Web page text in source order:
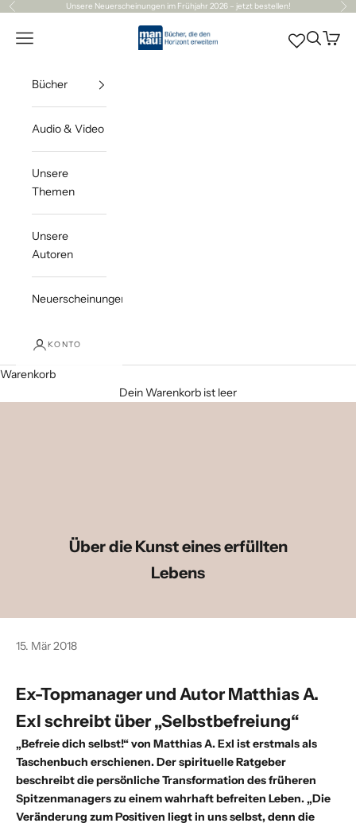
Zum Inhalt springen
Zurück Unsere Neuerscheinungen im Frühjahr 2026 – jetzt bestellen! Vor
Mankau Verlag
Navigationsmenü öffnen Suche
Bücher
Audio & Video
Unsere
Themen
Unsere
Autoren
Neuerscheinungen
KONTO
Warenkorb
Dein Warenkorb ist leer
Über die Kunst eines erfüllten
Lebens
15. Mär 2018
Ex-Topmanager und Autor Matthias A.
Exl schreibt über „Selbstbefreiung“
„Befreie dich selbst!“ von Matthias A. Exl ist erstmals als
Taschenbuch erschienen. Der spirituelle Ratgeber
beschreibt die persönliche Transformation des früheren
Spitzenmanagers zu einem wahrhaft befreiten Leben. „Die
Veränderung zum Positiven liegt in uns selbst, denn die